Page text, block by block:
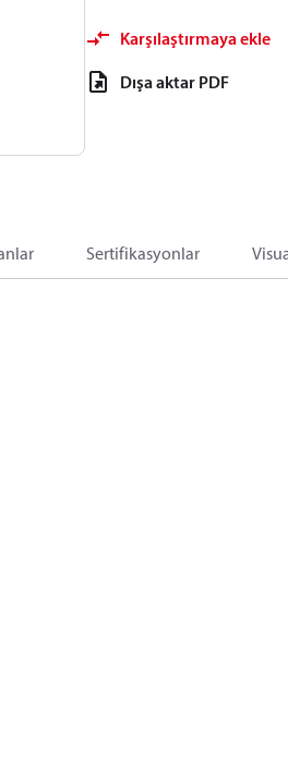
Karşılaştırmaya ekle
Dışa aktar PDF
Sertifikasyonlar